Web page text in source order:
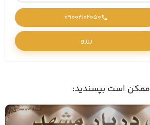
09002102050
رزرو
ممکن است بپسندید: